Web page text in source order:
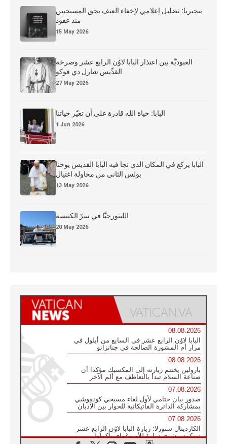
نيجيريا: تضليل إعلامي لإخفاء العنف بحق المسيحيين
منذ عقود
15 May 2026
العبوديَّة بين اعتذار البابا لاوُن الرابع عشر وصرخة
القدِّيس شارل دي فوكو
27 May 2026
البابا: حياة الله قادرة على أن تغيّر حياتنا
1 Jun 2026
البابا يركع في المكان الذي نجا فيه البابا القديس يوحنا
بولس الثاني من محاولة اغتيال
13 May 2026
الليتورجيَّا في سرّ الكنيسة
20 May 2026
08.08.2026
البابا لاوُن الرابع عشر في السابع من أيلول في
مزار أم المشورة الصالحة في جناتزانو
08.08.2026
بارولين يختتم زيارته إلى المكسيك مؤكدا أن
صناعة السلام تبدأ بالتعاطف مع ألم الآخر
07.08.2026
صدور بيان ختامي لأول لقاء مسيحي كونفوشي
بمشاركة الدائرة الفاتيكانية للحوار بين الأديان
07.08.2026
الكاردينال ستورلا: زيارة البابا لاوُن الرابع عشر
ستكون بشرى سارة للأوروغواي بأكملها